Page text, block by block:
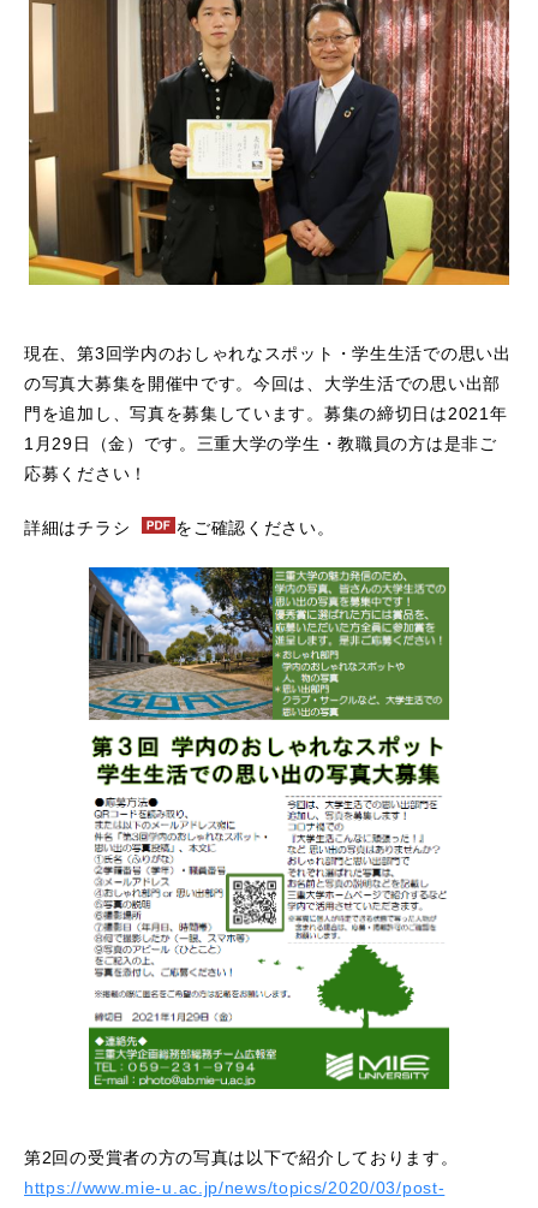
現在、第3回学内のおしゃれなスポット・学生生活での思い出
の写真大募集を開催中です。今回は、大学生活での思い出部
門を追加し、写真を募集しています。募集の締切日は2021年
1月29日（金）です。三重大学の学生・教職員の方は是非ご
応募ください！
詳細はチラシ をご確認ください。
第2回の受賞者の方の写真は以下で紹介しております。
https://www.mie-u.ac.jp/news/topics/2020/03/post-